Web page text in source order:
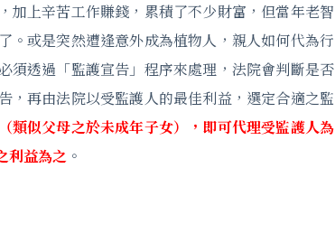
加上辛苦工作賺錢，累積了不少財富，但當年老智
。或是突然遭逢意外成為植物人，親人如何代為行
須透過「監護宣告」程序來處理，法院會判斷是否
，再由法院以受監護人的最佳利益，選定合適之監
類似父母之於未成年子女），即可代理受監護人為
利益為之 。